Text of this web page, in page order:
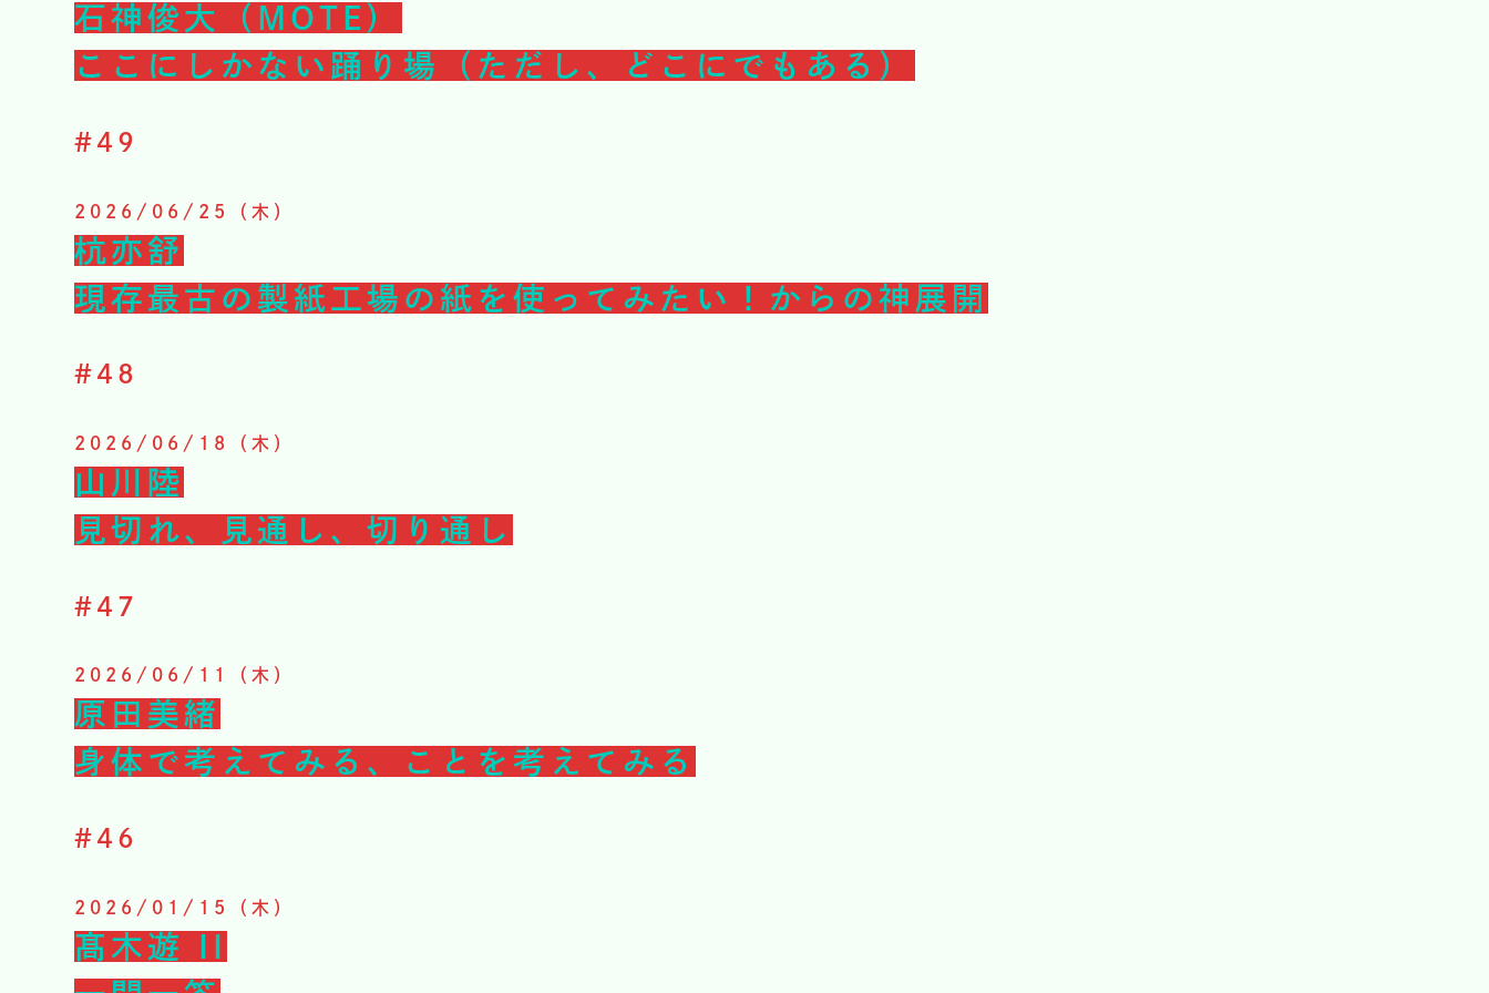
石神俊大（MOTE）
ここにしかない踊り場（ただし、どこにでもある）
# 49
2026/06/25（木）
杭亦舒
現存最古の製紙工場の紙を使ってみたい！からの神展開
# 48
2026/06/18（木）
山川陸
見切れ、見通し、切り通し
# 47
2026/06/11（木）
原田美緒
身体で考えてみる、ことを考えてみる
# 46
2026/01/15（木）
髙木遊 II